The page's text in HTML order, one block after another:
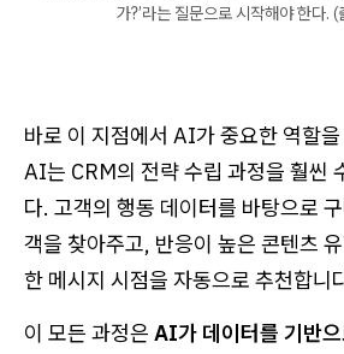
가?’라는 질문으로 시작해야 한다.
바로 이 지점에서 AI가 중요한 역할
AI는 CRM의 전략 수립 과정을 훨씬
다. 고객의 행동 데이터를 바탕으로
객을 찾아주고, 반응이 높은 콘텐츠
한 메시지 시점을 자동으로 추천합니
이 모든 과정은 AI가 데이터를 기반